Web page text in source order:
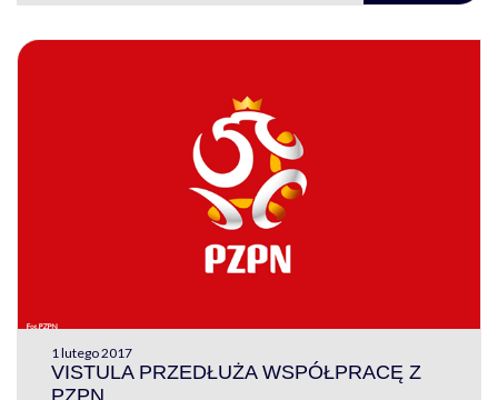
1 lutego 2017
VISTULA PRZEDŁUŻA WSPÓŁPRACĘ Z
PZPN